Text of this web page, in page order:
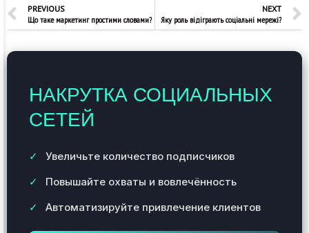
PREVIOUS
Що таке маркетинг простими словами?
NEXT
Яку роль відіграють соціальні мережі?
НАКРУТКА СОЦИАЛЬНЫХ
СЕТЕЙ
Увеличьте количество подписчиков
Повышайте охваты и вовлечённость
Автоматизируйте привлечение клиентов